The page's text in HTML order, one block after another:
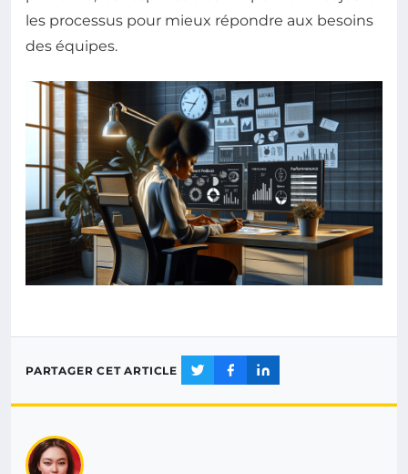
les processus pour mieux répondre aux besoins
des équipes.
PARTAGER CET ARTICLE